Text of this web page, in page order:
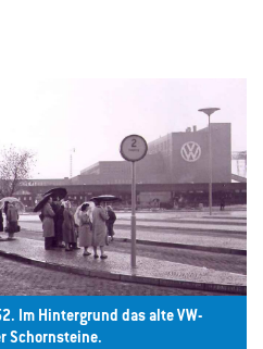
Im Hintergrund das alte VW-
Schornsteine.© 2022 Stadtwerke Wolfsburg AG